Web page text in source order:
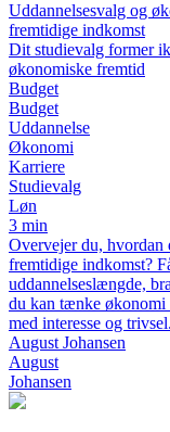
Uddannelsesvalg og
fremtidige indkomst
Dit studievalg former
økonomiske fremtid
Budget
Budget
Uddannelse
Økonomi
Karriere
Studievalg
Løn
3 min
Overvejer du, hvordan
fremtidige indkomst?
uddannelseslængde,
du kan tænke økonomi
med interesse og trivsel.
August Johansen
August
Johansen